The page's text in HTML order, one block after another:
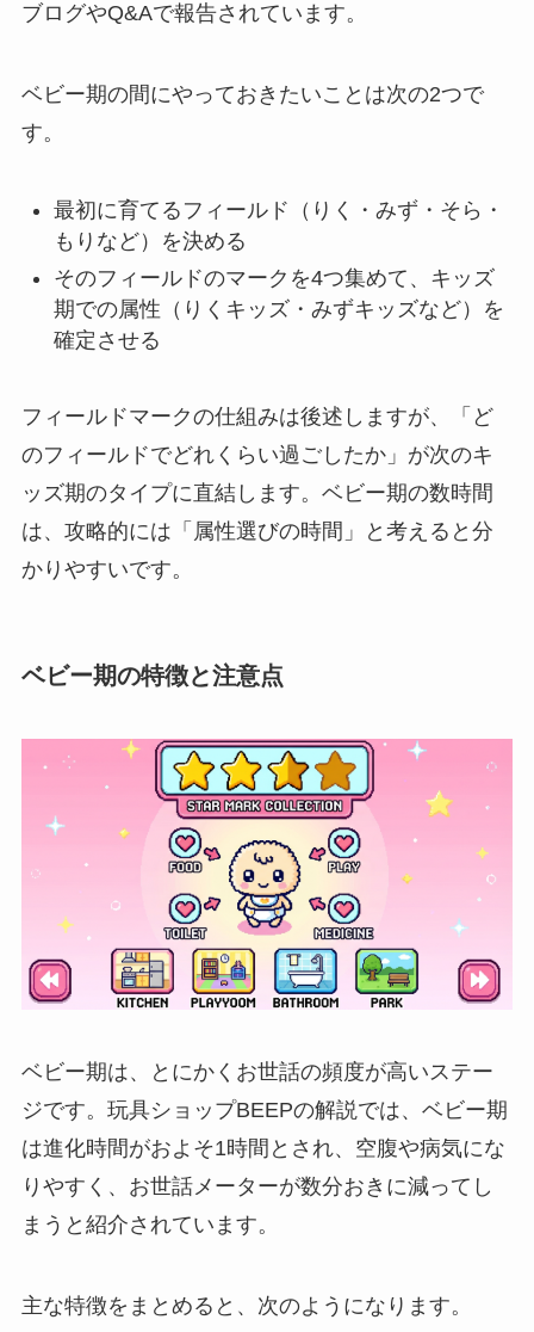
ブログやQ&Aで報告されています。
ベビー期の間にやっておきたいことは次の2つで
す。
最初に育てるフィールド（りく・みず・そら・
もりなど）を決める
そのフィールドのマークを4つ集めて、キッズ
期での属性（りくキッズ・みずキッズなど）を
確定させる
フィールドマークの仕組みは後述しますが、「ど
のフィールドでどれくらい過ごしたか」が次のキ
ッズ期のタイプに直結します。ベビー期の数時間
は、攻略的には「属性選びの時間」と考えると分
かりやすいです。
ベビー期の特徴と注意点
ベビー期は、とにかくお世話の頻度が高いステー
ジです。玩具ショップBEEPの解説では、ベビー期
は進化時間がおよそ1時間とされ、空腹や病気にな
りやすく、お世話メーターが数分おきに減ってし
まうと紹介されています。
主な特徴をまとめると、次のようになります。